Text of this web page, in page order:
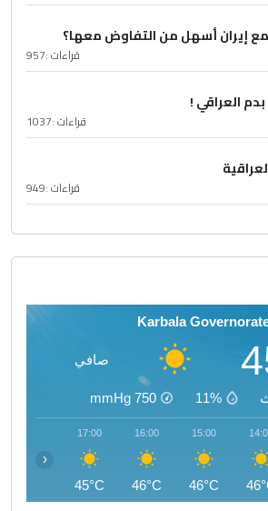
مع إيران أسهل من التفاوض معها؟
قراءات :957
العراقي !
قراءات :1037
قراءات :949
Karbala
صافي
11%
750
mmHg
15:00
46°C
16:00
46°C
17:00
45°C
‹